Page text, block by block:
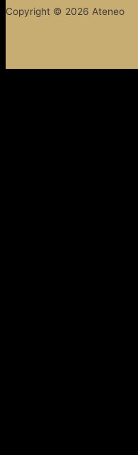
Copyright © 2026 Ateneo